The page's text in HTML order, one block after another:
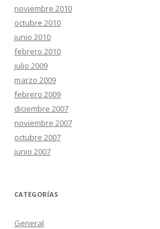
noviembre 2010
octubre 2010
junio 2010
febrero 2010
julio 2009
marzo 2009
febrero 2009
diciembre 2007
noviembre 2007
octubre 2007
junio 2007
CATEGORÍAS
General